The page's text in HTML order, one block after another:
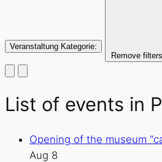
Veranstaltung Kategorie:
Remove filters
List of events in
Opening of the museum
Aug 8